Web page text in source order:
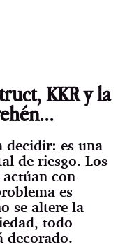
KKR y la
decidir: es una
de riesgo. Los
con
es
se altere la
todo
decorado.